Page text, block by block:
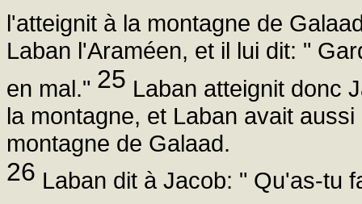
l'atteignit à la montagne de
Laban l'Araméen, et il lui dit: "
en mal." 25 Laban atteignit donc
la montagne, et Laban avait
montagne de Galaad.
26 Laban dit à Jacob: " Qu'as-tu